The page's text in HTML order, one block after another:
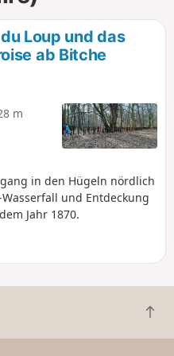
Loup und das
ab Bitche
m
in den Hügeln nördlich
und Entdeckung
Jahr 1870.
Z
u